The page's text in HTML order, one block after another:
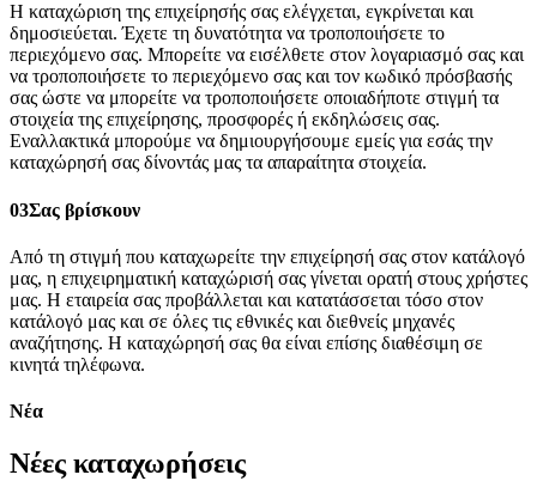
Η καταχώριση της επιχείρησής σας ελέγχεται, εγκρίνεται και
δημοσιεύεται. Έχετε τη δυνατότητα να τροποποιήσετε το
περιεχόμενο σας. Μπορείτε να εισέλθετε στον λογαριασμό σας και
να τροποποιήσετε το περιεχόμενο σας και τον κωδικό πρόσβασής
σας ώστε να μπορείτε να τροποποιήσετε οποιαδήποτε στιγμή τα
στοιχεία της επιχείρησης, προσφορές ή εκδηλώσεις σας.
Εναλλακτικά μπορούμε να δημιουργήσουμε εμείς για εσάς την
καταχώρησή σας δίνοντάς μας τα απαραίτητα στοιχεία.
03Σας βρίσκουν
Από τη στιγμή που καταχωρείτε την επιχείρησή σας στον κατάλογό
μας, η επιχειρηματική καταχώρισή σας γίνεται ορατή στους χρήστες
μας. Η εταιρεία σας προβάλλεται και κατατάσσεται τόσο στον
κατάλογό μας και σε όλες τις εθνικές και διεθνείς μηχανές
αναζήτησης. Η καταχώρησή σας θα είναι επίσης διαθέσιμη σε
κινητά τηλέφωνα.
Νέα
Νέες καταχωρήσεις